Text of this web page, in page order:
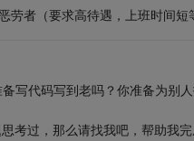
者（要求高待遇，上班时间短
写代码写到老吗？你准备为别人
考过，那么请找我吧，帮助我